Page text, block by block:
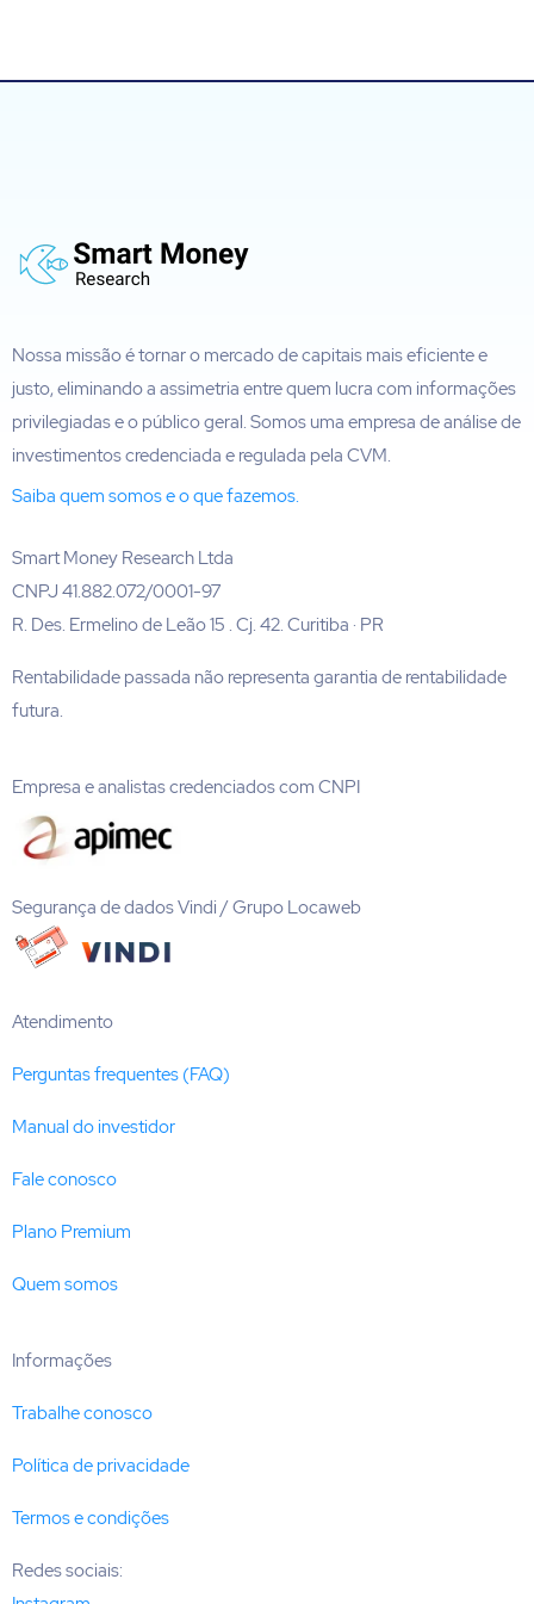
Nossa missão é tornar o mercado de capitais mais eficiente e
justo, eliminando a assimetria entre quem lucra com informações
privilegiadas e o público geral. Somos uma empresa de análise de
investimentos credenciada e regulada pela CVM.
Saiba quem somos e o que fazemos.
Smart Money Research Ltda
CNPJ 41.882.072/0001-97
R. Des. Ermelino de Leão 15 . Cj. 42. Curitiba · PR
Rentabilidade passada não representa garantia de rentabilidade
futura.
Empresa e analistas credenciados com CNPI
Segurança de dados Vindi / Grupo Locaweb
Atendimento
Perguntas frequentes (FAQ)
Manual do investidor
Fale conosco
Plano Premium
Quem somos
Informações
Trabalhe conosco
Política de privacidade
Termos e condições
Redes sociais: